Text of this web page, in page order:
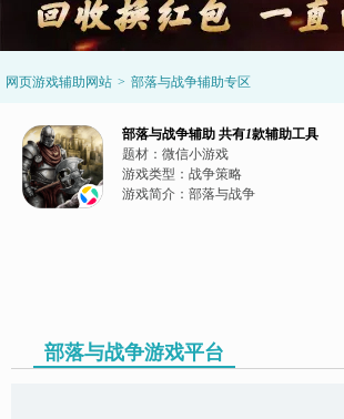
网页游戏辅助网站 > 部落与战争辅助专区
部落与战争辅助 共有1款辅助工具
题材： 微信小游戏
游戏类型： 战争策略
游戏简介： 部落与战争
部落与战争游戏平台